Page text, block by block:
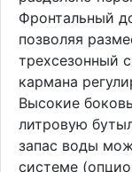
Фронтальный
позволяя
трехсезонный
кармана
Высокие
литровую
запас воды
системе